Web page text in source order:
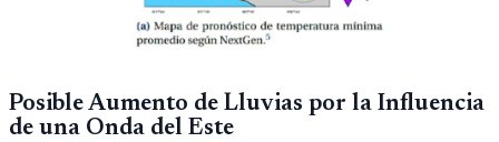
Posible Aumento de Lluvias por la Influencia
de una Onda del Este